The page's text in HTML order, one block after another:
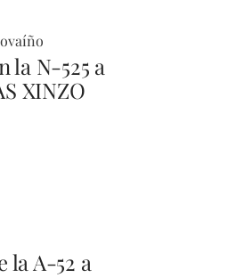
la N-525 a
XINZO
la A-52 a